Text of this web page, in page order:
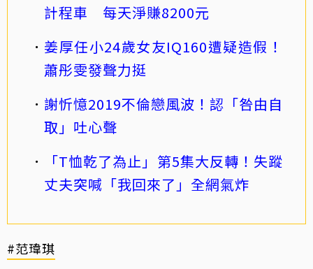
計程車 每天淨賺8200元
姜厚任小24歲女友IQ160遭疑造假！
蕭彤雯發聲力挺
謝忻憶2019不倫戀風波！認「咎由自
取」吐心聲
「T恤乾了為止」第5集大反轉！失蹤
丈夫突喊「我回來了」全網氣炸
#范瑋琪